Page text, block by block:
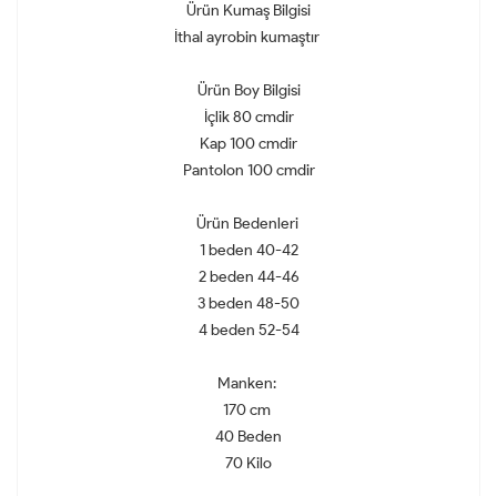
Ürün Kumaş Bilgisi
İthal ayrobin kumaştır
Ürün Boy Bilgisi
İçlik 80 cmdir
Kap 100 cmdir
Pantolon 100 cmdir
Ürün Bedenleri
1 beden 40-42
2 beden 44-46
3 beden 48-50
4 beden 52-54
Manken:
170 cm
40 Beden
70 Kilo